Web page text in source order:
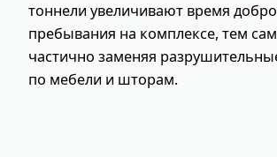
тоннели увеличивают время
пребывания на комплексе, тем
частично заменяя
по мебели и шторам.